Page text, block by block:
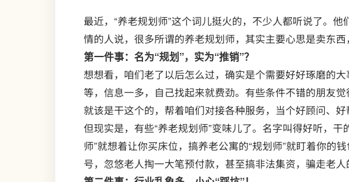
最近，“养老规划师”这个词儿挺火的，不少人都听说了。
情的人说，很多所谓的养老规划师，其实主要心思是卖东西
第一件事：名为“规划”，实为“推销”？
想想看，咱们老了以后怎么过，确实是个需要好好琢磨的
等，信息一多，自己找起来就费劲。有些条件不错的朋友
就该是干这个的，帮着咱们对接各种服务，当个好顾问、好
但现实是，有些“养老规划师”变味儿了。名字叫得好听，
师”就想着让你买床位，搞养老公寓的“规划师”就盯着你
号，忽悠老人掏一大笔预付款，甚至搞非法集资，骗走老人